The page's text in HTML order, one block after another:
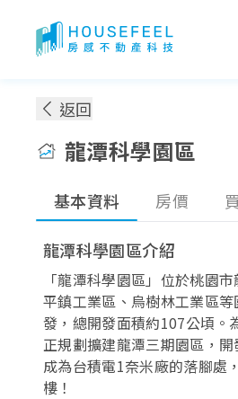
返回
龍潭科學園區
基本資料 房價
龍潭科學園區介紹
「龍潭科學園區」位於桃園
平鎮工業區、烏樹林工業區
發，總開發面積約107公頃。
正規劃擴建龍潭三期園區，
成為台積電1奈米廠的落腳處
樓！